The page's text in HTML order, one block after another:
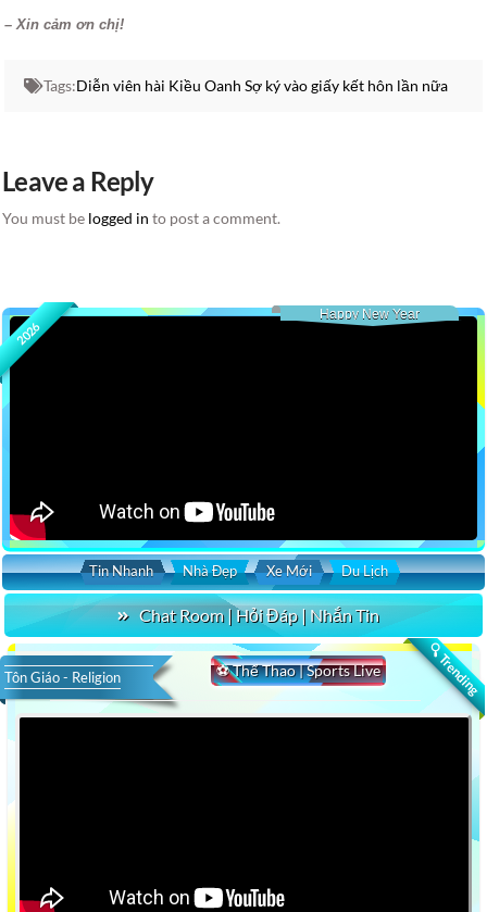
– Xin cảm ơn chị!
Tags:Diễn viên hài Kiều Oanh Sợ ký vào giấy kết hôn lần nữa
Leave a Reply
You must be logged in to post a comment.
2026
Happy New Year
Tin Nhanh Nhà Đẹp Xe Mới Du Lịch
Chat Room | Hỏi Đáp | Nhắn Tin
🔍 Trending
⚽ Thể Thao | Sports Live
Tôn Giáo - Religion